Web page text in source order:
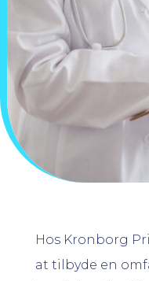
Hos Kronborg
at tilbyde en